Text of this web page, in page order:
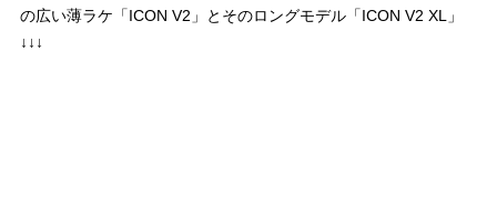
の広い薄ラケ「ICON V2」とそのロングモデル「ICON V2 XL」
↓↓↓